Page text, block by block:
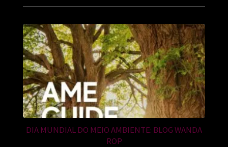
DIA MUNDIAL DO MEIO AMBIENTE: BLOG WANDA
ROP